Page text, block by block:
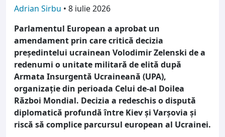
Adrian Sirbu • 8 iulie 2026
Parlamentul European a aprobat un
amendament prin care critică decizia
președintelui ucrainean Volodimir Zelenski de a
redenumi o unitate militară de elită după
Armata Insurgentă Ucraineană (UPA),
organizație din perioada Celui de-al Doilea
Război Mondial. Decizia a redeschis o dispută
diplomatică profundă între Kiev și Varșovia și
riscă să complice parcursul european al Ucrainei.